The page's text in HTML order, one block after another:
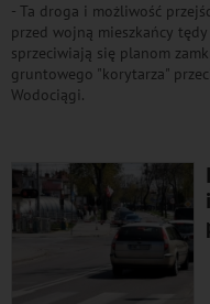
- Ta droga i możliwość
przed wojną mieszkańcy
sprzeciwiają się planom
gruntowego "korytarza"
Wodociągi.